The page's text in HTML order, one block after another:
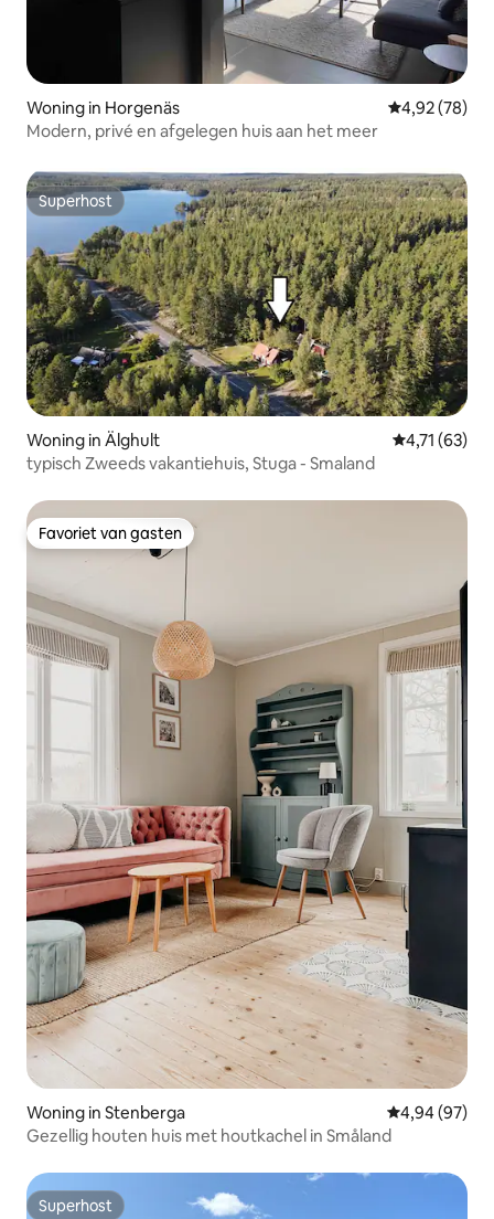
Woning in Horgenäs Gemiddelde
4,92 (78)
Modern, privé en afgelegen huis aan het meer
Superhost
Superhost
Woning in Älghult Gemiddelde
4,71 (63)
typisch Zweeds vakantiehuis, Stuga - Smaland
Favoriet van gasten
Favoriet van gasten
Woning in Stenberga Gemiddelde
4,94 (97)
Gezellig houten huis met houtkachel in Småland
Superhost